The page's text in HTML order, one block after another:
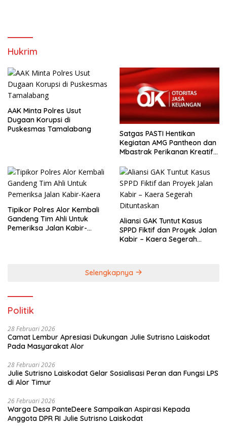
Hukrim
AAK Minta Polres Usut
Dugaan Korupsi di
Puskesmas Tamalabang
Satgas PASTI Hentikan
Kegiatan AMG Pantheon dan
Mbastrak Perikanan Kreatif
Tipikor Polres Alor Kembali
Gandeng Tim Ahli Untuk
Pemeriksa Jalan Kabir-
Aliansi GAK Tuntut Kasus
SPPD Fiktif dan Proyek Jalan
Kabir – Kaera Segerah
Selengkapnya
Politik
28 Februari 2026
Camat Lembur Apresiasi Dukungan Julie Sutrisno Laiskodat
Pada Masyarakat Alor
28 Februari 2026
Julie Sutrisno Laiskodat Gelar Sosialisasi Peran dan Fungsi LPS
di Alor Timur
26 Februari 2026
Warga Desa PanteDeere Sampaikan Aspirasi Kepada
Anggota DPR RI Julie Sutrisno Laiskodat